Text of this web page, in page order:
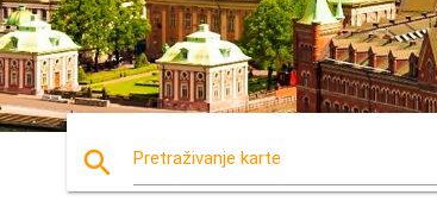
search Pretraživanje karte